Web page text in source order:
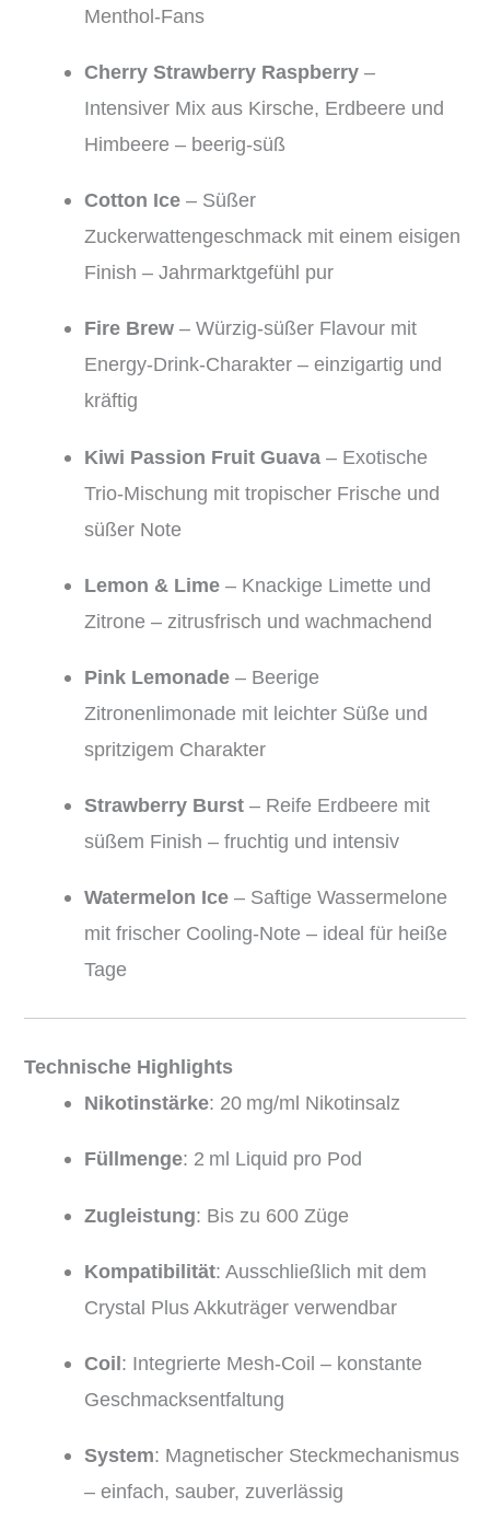
Menthol-Fans
Cherry Strawberry Raspberry –
Intensiver Mix aus Kirsche, Erdbeere und
Himbeere – beerig-süß
Cotton Ice – Süßer
Zuckerwattengeschmack mit einem eisigen
Finish – Jahrmarktgefühl pur
Fire Brew – Würzig-süßer Flavour mit
Energy-Drink-Charakter – einzigartig und
kräftig
Kiwi Passion Fruit Guava – Exotische
Trio-Mischung mit tropischer Frische und
süßer Note
Lemon & Lime – Knackige Limette und
Zitrone – zitrusfrisch und wachmachend
Pink Lemonade – Beerige
Zitronenlimonade mit leichter Süße und
spritzigem Charakter
Strawberry Burst – Reife Erdbeere mit
süßem Finish – fruchtig und intensiv
Watermelon Ice – Saftige Wassermelone
mit frischer Cooling-Note – ideal für heiße
Tage
Technische Highlights
Nikotinstärke: 20 mg/ml Nikotinsalz
Füllmenge: 2 ml Liquid pro Pod
Zugleistung: Bis zu 600 Züge
Kompatibilität: Ausschließlich mit dem
Crystal Plus Akkuträger verwendbar
Coil: Integrierte Mesh-Coil – konstante
Geschmacksentfaltung
System: Magnetischer Steckmechanismus
– einfach, sauber, zuverlässig